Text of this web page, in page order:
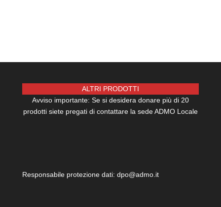
ALTRI PRODOTTI
Avviso importante: Se si desidera donare più di 20
prodotti siete pregati di contattare la sede ADMO Locale
Responsabile protezione dati: dpo@admo.it